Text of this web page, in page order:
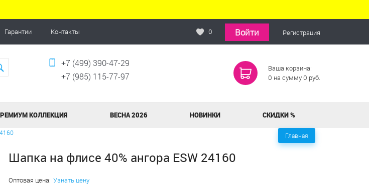
Гарантии Контакты Войти Регистрация
0
+7 (499) 390-47-29
+7 (985) 115-77-97
Ваша корзина:
0 на сумму0 руб.
КОЛЛЕКЦИЯ ВЕСНА 2026 НОВИНКИ СКИДКИ %
Главная
Шапка на флисе 40% ангора ESW 24160
Оптовая цена: Узнать цену